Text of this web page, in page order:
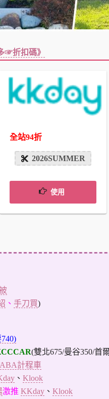
☞折扣碼》
全站94折
2026SUMMER
使用
、 手刀買)
(雙北675/曼谷350/首
計程車
、 Klook
激推 KKday、 Klook